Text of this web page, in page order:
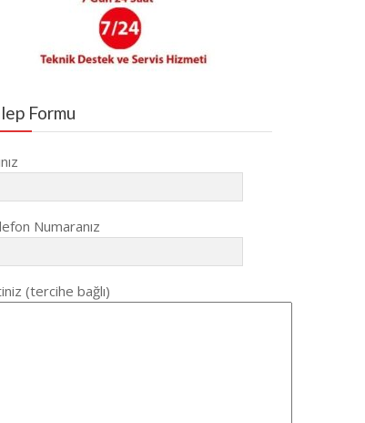
Formu
Numaranız
(tercihe bağlı)